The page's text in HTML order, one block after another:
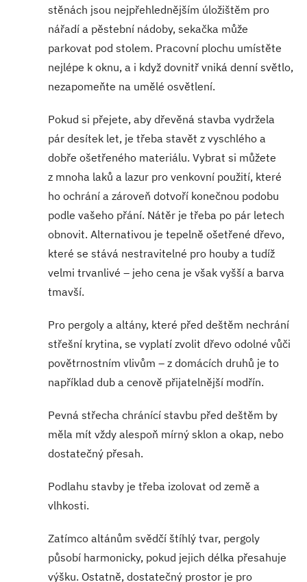
stěnách jsou nejpřehlednějším úložištěm pro
nářadí a pěstební nádoby, sekačka může
parkovat pod stolem. Pracovní plochu umístěte
nejlépe k oknu, a i když dovnitř vniká denní světlo,
nezapomeňte na umělé osvětlení.
Pokud si přejete, aby dřevěná stavba vydržela
pár desítek let, je třeba stavět z vyschlého a
dobře ošetřeného materiálu. Vybrat si můžete
z mnoha laků a lazur pro venkovní použití, které
ho ochrání a zároveň dotvoří konečnou podobu
podle vašeho přání. Nátěr je třeba po pár letech
obnovit. Alternativou je tepelně ošetřené dřevo,
které se stává nestravitelné pro houby a tudíž
velmi trvanlivé – jeho cena je však vyšší a barva
tmavší.
Pro pergoly a altány, které před deštěm nechrání
střešní krytina, se vyplatí zvolit dřevo odolné vůči
povětrnostním vlivům – z domácích druhů je to
například dub a cenově přijatelnější modřín.
Pevná střecha chránící stavbu před deštěm by
měla mít vždy alespoň mírný sklon a okap, nebo
dostatečný přesah.
Podlahu stavby je třeba izolovat od země a
vlhkosti.
Zatímco altánům svědčí štíhlý tvar, pergoly
působí harmonicky, pokud jejich délka přesahuje
výšku. Ostatně, dostatečný prostor je pro